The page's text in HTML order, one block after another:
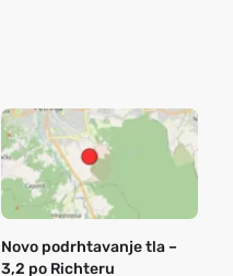
Novo podrhtavanje tla –
3,2 po Richteru